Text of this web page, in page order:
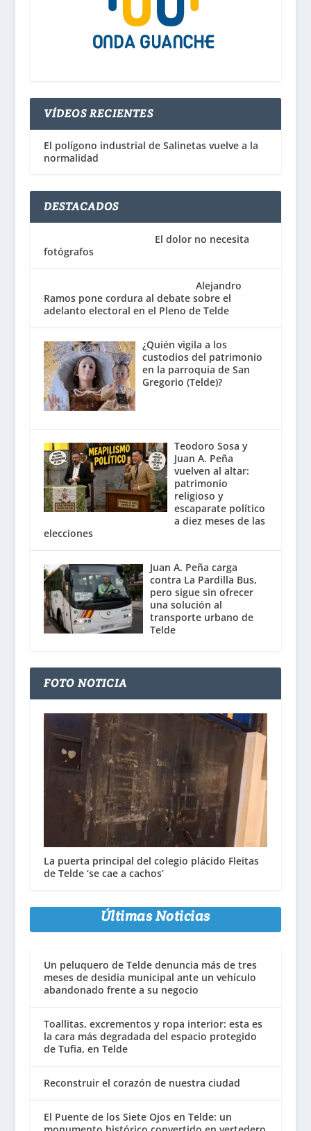
VÍDEOS RECIENTES
El polígono industrial de Salinetas vuelve a la
normalidad
DESTACADOS
El dolor no necesita
fotógrafos
Alejandro
Ramos pone cordura al debate sobre el
adelanto electoral en el Pleno de Telde
¿Quién vigila a los
custodios del patrimonio
en la parroquia de San
Gregorio (Telde)?
Teodoro Sosa y
Juan A. Peña
vuelven al altar:
patrimonio
religioso y
escaparate político
a diez meses de las
elecciones
Juan A. Peña carga
contra La Pardilla Bus,
pero sigue sin ofrecer
una solución al
transporte urbano de
Telde
FOTO NOTICIA
La puerta principal del colegio plácido Fleitas
de Telde ‘se cae a cachos’
Últimas Noticias
Un peluquero de Telde denuncia más de tres
meses de desidia municipal ante un vehículo
abandonado frente a su negocio
Toallitas, excrementos y ropa interior: esta es
la cara más degradada del espacio protegido
de Tufia, en Telde
Reconstruir el corazón de nuestra ciudad
El Puente de los Siete Ojos en Telde: un